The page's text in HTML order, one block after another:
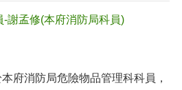
謝孟修(本府消防局科員)
府消防局危險物品管理科科員，